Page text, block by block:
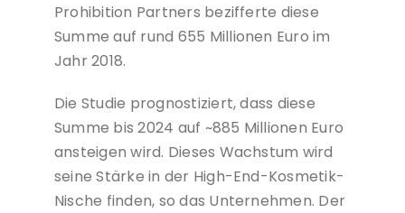
Prohibition Partners bezifferte diese
Summe auf rund 655 Millionen Euro im
Jahr 2018.
Die Studie prognostiziert, dass diese
Summe bis 2024 auf ~885 Millionen Euro
ansteigen wird. Dieses Wachstum wird
seine Stärke in der High-End-Kosmetik-
Nische finden, so das Unternehmen. Der